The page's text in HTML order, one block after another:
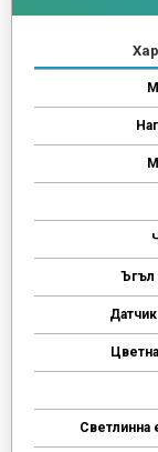
Ъгъл
Светлинна